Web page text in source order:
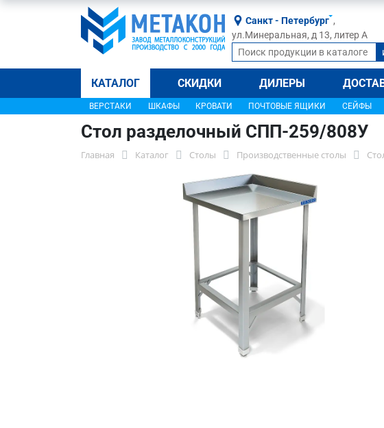
Санкт - Петербург ,
ул.Минеральная, д 13, литер А
КАТАЛОГ СКИДКИ ДИЛЕРЫ
ВЕРСТАКИ ШКАФЫ КРОВАТИ ПОЧТОВЫЕ ЯЩИКИ СЕЙФЫ
Стол разделочный СПП-259/808У
Главная Каталог Столы Производственные столы